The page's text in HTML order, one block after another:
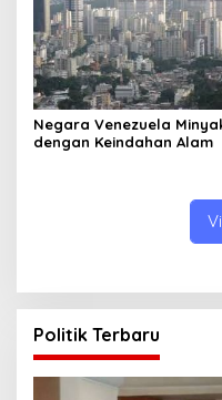
Negara Venezuela
dengan Keindahan Alam
Politik Terbaru